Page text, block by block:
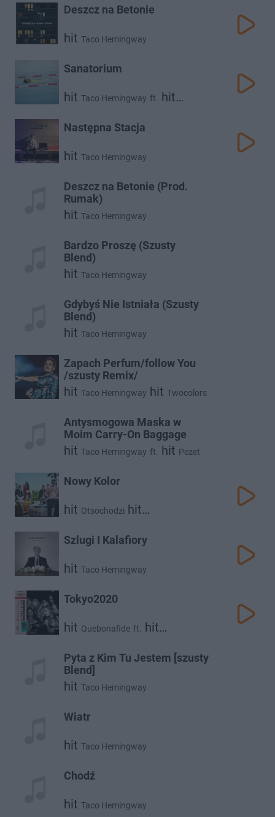
Deszcz na Betonie
hit Taco Hemingway
Sanatorium
hit Taco Hemingway ft. hit
Następna Stacja
hit Taco Hemingway
Deszcz na Betonie (Prod.
Rumak)
hit Taco Hemingway
Bardzo Proszę (Szusty
Blend)
hit Taco Hemingway
Gdybyś Nie Istniała (Szusty
Blend)
hit Taco Hemingway
Zapach Perfum/follow You
/szusty Remix/
hit Taco Hemingway hit Twocolors
Antysmogowa Maska w
Moim Carry-On Baggage
hit Taco Hemingway ft. hit Pezet
Nowy Kolor
hit Otsochodzi hit
Szlugi I Kalafiory
hit Taco Hemingway
Tokyo2020
hit Quebonafide ft. hit
Pyta z Kim Tu Jestem [szusty
Blend]
hit Taco Hemingway
Wiatr
hit Taco Hemingway
Chodź
hit Taco Hemingway